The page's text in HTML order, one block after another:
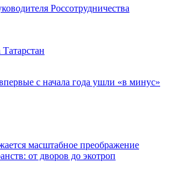
Россотрудничества
с начала года ушли «в минус»
масштабное преображение
от дворов до экотроп